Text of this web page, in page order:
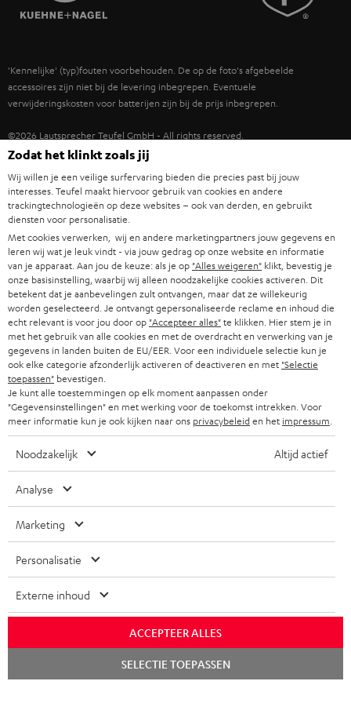
ULTIMA
FANSHOP
NIEUWKOMERS
TEUFEL STORY
DUURZAAMHEID
KADOBON
TOEGANKELIJK
POLEN
ITALIË
USA
ANDERE LANDEN
'Kennelijke' (typ)fouten voorbehouden. De op de foto's afgebeelde
accessoires zijn niet bij de levering inbegrepen. Eventuele
verwijderingskosten voor batterijen zijn bij de prijs inbegrepen.
©2026 Lautsprecher Teufel GmbH - All rights reserved.
Instellingen privacybeleid
EU Data Act hier de overeenkomst herroepen
Zodat het klinkt zoals jij
Wij willen je een veilige surfervaring bieden die precies past bij jouw
interesses. Teufel maakt hiervoor gebruik van cookies en andere
trackingtechnologieën op deze websites – ook van derden, en gebruikt
diensten voor personalisatie.
Met cookies verwerken, wij en andere marketingpartners jouw gegevens en
leren wij wat je leuk vindt - via jouw gedrag op onze website en informatie
van je apparaat. Aan jou de keuze: als je op "Alles weigeren" klikt, bevestig je
onze basisinstelling, waarbij wij alleen noodzakelijke cookies activeren. Dit
betekent dat je aanbevelingen zult ontvangen, maar dat ze willekeurig
worden geselecteerd. Je ontvangt gepersonaliseerde reclame en inhoud die
echt relevant is voor jou door op "Accepteer alles"te klikken. Hier stem je in
met het gebruik van alle cookies en met de overdracht en verwerking van je
gegevens in landen buiten de EU/EER. Voor een individuele selectie kun je
ook elke categorie afzonderlijk activeren of deactiveren en met "Selectie
toepassen" bevestigen.
Je kunt alle toestemmingen op elk moment aanpassen onder
"Gegevensinstellingen" en met werking voor de toekomst intrekken. Voor
meer informatie kun je ook kijken naar ons privacybeleiden het impressum
Noodzakelijk Altijd actief
Analyse
Marketing
Personalisatie
Externe inhoud
ACCEPTEER ALLES
SELECTIE TOEPASSEN